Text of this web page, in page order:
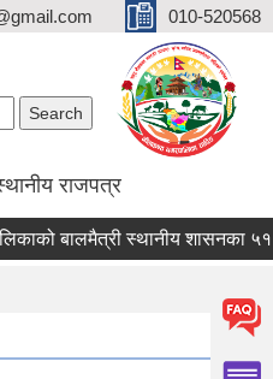
010-520568
राजपत्र
बालमैत्री स्थानीय शासनका ५१ वटा